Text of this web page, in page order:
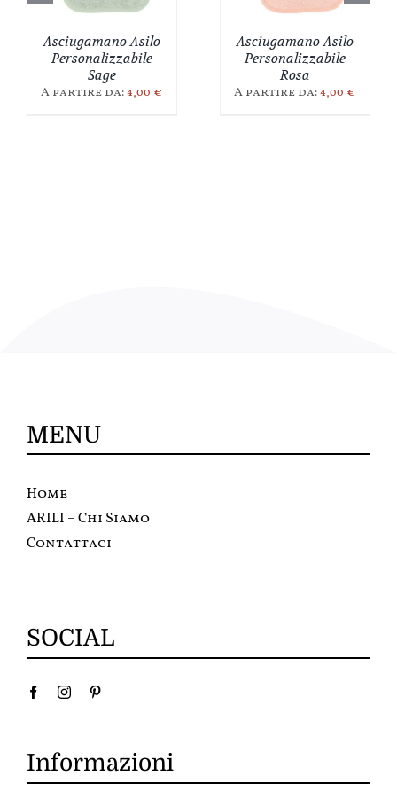
Asciugamano Asilo
Personalizzabile
Sage
A partire da:4,00 €
Asciugamano Asilo
Personalizzabile
Rosa
A partire da:4,00 €
MENU
Home
ARILI – Chi Siamo
Contattaci
SOCIAL
Informazioni